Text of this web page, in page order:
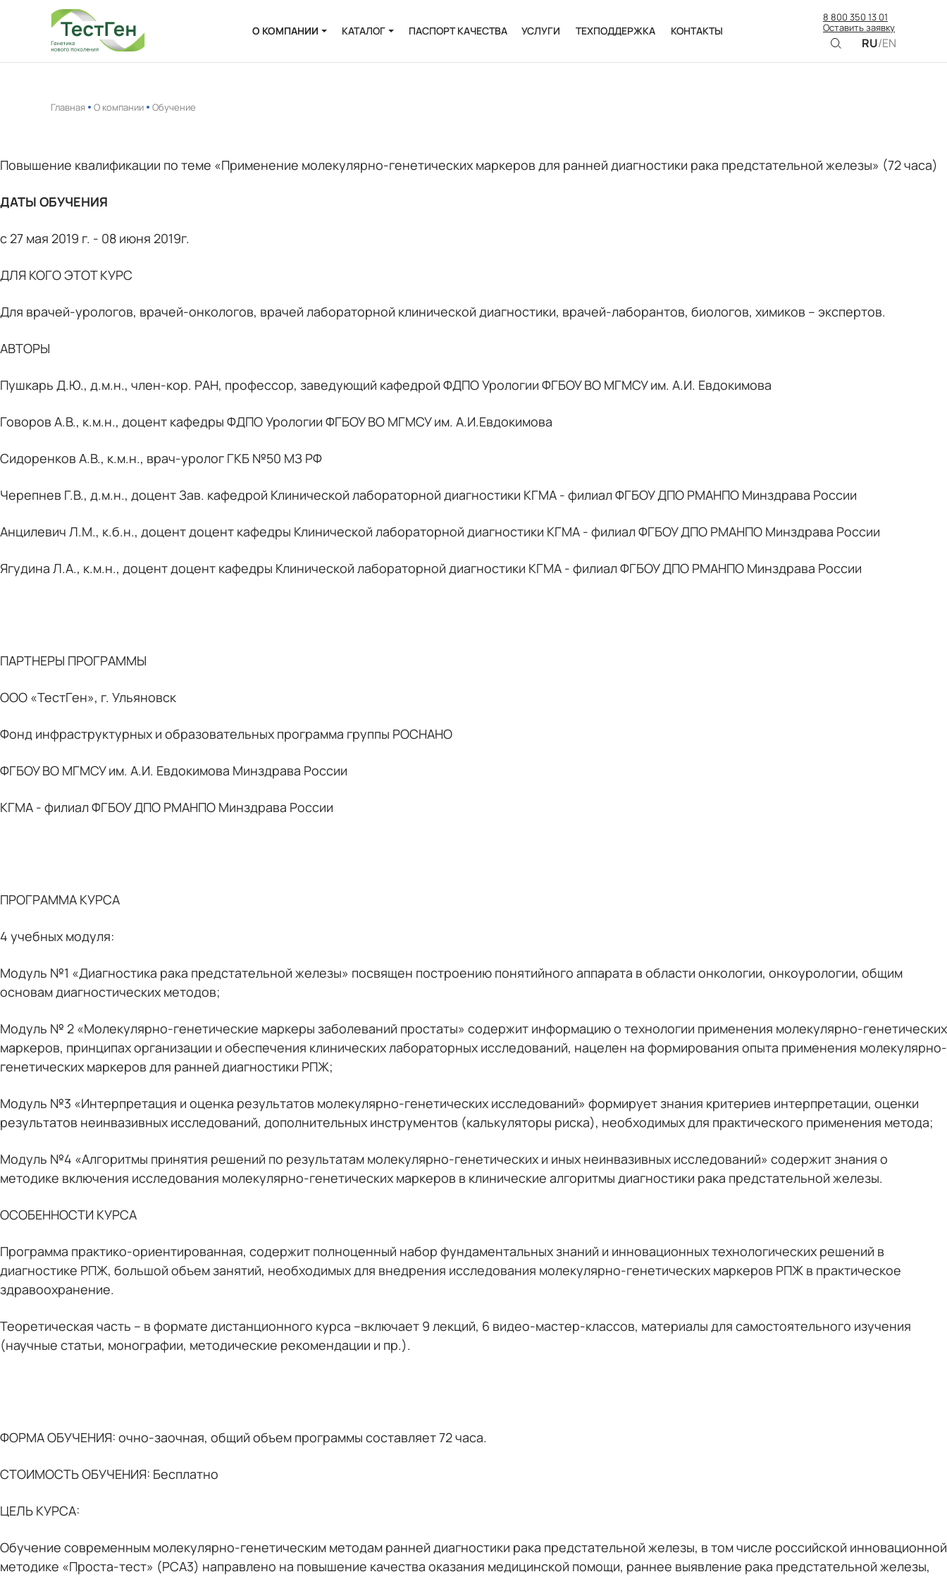
О КОМПАНИИ КАТАЛОГ
Выделение РНК и
ПАСПОРТ КАЧЕСТВА УСЛУГИ ТЕХПОДДЕРЖКА КОНТАКТЫ
8 800 350 13 01
Оставить заявку
RU/EN
Главная О компании Обучение
Повышение квалификации по теме «Применение молекулярно-генетических маркеров для ранней диагностики рака предстательной железы» (72 часа)
ДАТЫ ОБУЧЕНИЯ
с 27 мая 2019 г. - 08 июня 2019г.
ДЛЯ КОГО ЭТОТ КУРС
Для врачей-урологов, врачей-онкологов, врачей лабораторной клинической диагностики, врачей-лаборантов, биологов, химиков – экспертов.
АВТОРЫ
Пушкарь Д.Ю., д.м.н., член-кор. РАН, профессор, заведующий кафедрой ФДПО Урологии ФГБОУ ВО МГМСУ им. А.И. Евдокимова
Говоров А.В., к.м.н., доцент кафедры ФДПО Урологии ФГБОУ ВО МГМСУ им. А.И.Евдокимова
Сидоренков А.В., к.м.н., врач-уролог ГКБ №50 МЗ РФ
Черепнев Г.В., д.м.н., доцент Зав. кафедрой Клинической лабораторной диагностики КГМА - филиал ФГБОУ ДПО РМАНПО Минздрава России
Анцилевич Л.М., к.б.н., доцент доцент кафедры Клинической лабораторной диагностики КГМА - филиал ФГБОУ ДПО РМАНПО Минздрава России
Ягудина Л.А., к.м.н., доцент доцент кафедры Клинической лабораторной диагностики КГМА - филиал ФГБОУ ДПО РМАНПО Минздрава России
ПАРТНЕРЫ ПРОГРАММЫ
ООО «ТестГен», г. Ульяновск
Фонд инфраструктурных и образовательных программа группы РОСНАНО
ФГБОУ ВО МГМСУ им. А.И. Евдокимова Минздрава России
КГМА - филиал ФГБОУ ДПО РМАНПО Минздрава России
ПРОГРАММА КУРСА
4 учебных модуля:
Модуль №1 «Диагностика рака предстательной железы» посвящен построению понятийного аппарата в области онкологии, онкоурологии, общим
основам диагностических методов;
Модуль № 2 «Молекулярно-генетические маркеры заболеваний простаты» содержит информацию о технологии применения молекулярно-генетических
маркеров, принципах организации и обеспечения клинических лабораторных исследований, нацелен на формирования опыта применения молекулярно-
генетических маркеров для ранней диагностики РПЖ;
Модуль №3 «Интерпретация и оценка результатов молекулярно-генетических исследований» формирует знания критериев интерпретации, оценки
результатов неинвазивных исследований, дополнительных инструментов (калькуляторы риска), необходимых для практического применения метода;
Модуль №4 «Алгоритмы принятия решений по результатам молекулярно-генетических и иных неинвазивных исследований» содержит знания о
методике включения исследования молекулярно-генетических маркеров в клинические алгоритмы диагностики рака предстательной железы.
ОСОБЕННОСТИ КУРСА
Программа практико-ориентированная, содержит полноценный набор фундаментальных знаний и инновационных технологических решений в
диагностике РПЖ, большой объем занятий, необходимых для внедрения исследования молекулярно-генетических маркеров РПЖ в практическое
здравоохранение.
Теоретическая часть – в формате дистанционного курса –включает 9 лекций, 6 видео-мастер-классов, материалы для самостоятельного изучения
(научные статьи, монографии, методические рекомендации и пр.).
ФОРМА ОБУЧЕНИЯ: очно-заочная, общий объем программы составляет 72 часа.
СТОИМОСТЬ ОБУЧЕНИЯ: Бесплатно
ЦЕЛЬ КУРСА:
Обучение современным молекулярно-генетическим методам ранней диагностики рака предстательной железы, в том числе российской инновационной
методике «Проста-тест» (PCA3) направлено на повышение качества оказания медицинской помощи, раннее выявление рака предстательной железы,